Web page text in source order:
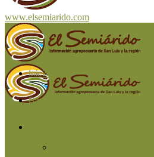
www.elsemiarido.com
Inicio
San Luis